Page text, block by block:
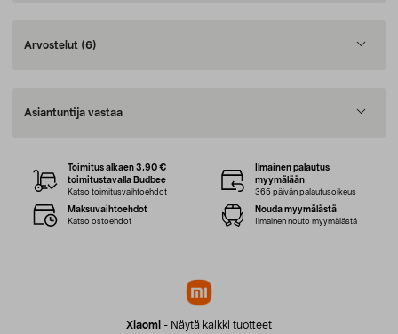
Arvostelut (6)
Asiantuntija vastaa
Xiaomi - Näytä kaikki tuotteet
Toimitus alkaen 3,90 €
toimitustavalla Budbee
Katso toimitusvaihtoehdot
Ilmainen palautus
myymälään
365 päivän palautusoikeus
Maksuvaihtoehdot
Katso ostoehdot
Nouda myymälästä
Ilmainen nouto myymälästä